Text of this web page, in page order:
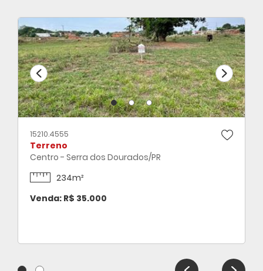
15210.4555
Terreno
Centro - Serra dos Dourados/PR
234m²
Venda: R$ 35.000